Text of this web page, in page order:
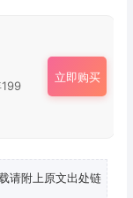
立即购买
请附上原文出处链